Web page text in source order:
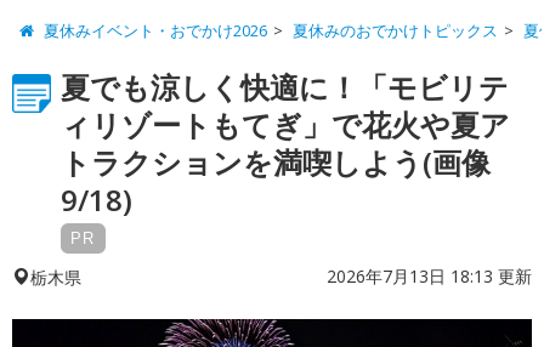
夏休みイベント・おでかけ2026 夏休みのおでかけトピックス 夏
夏でも涼しく快適に！「モビリテ
ィリゾートもてぎ」で花火や夏ア
トラクションを満喫しよう(画像
9/18)
PR
栃木県 2026年7月13日 18:13 更新